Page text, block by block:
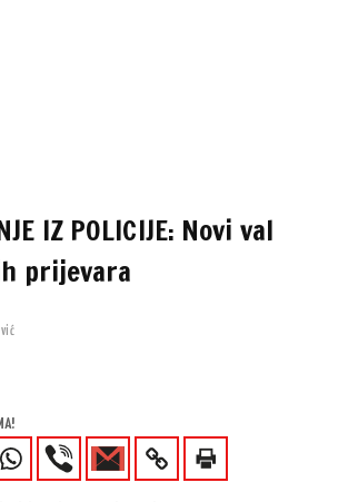
IZ POLICIJE: Novi val
prijevara